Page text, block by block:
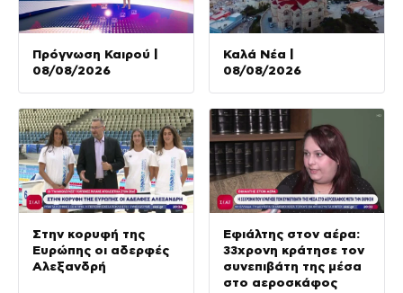
Πρόγνωση Καιρού |
08/08/2026
Καλά Νέα |
08/08/2026
Στην κορυφή της
Ευρώπης οι αδερφές
Αλεξανδρή
Εφιάλτης στον αέρα:
33χρονη κράτησε τον
συνεπιβάτη της μέσα
στο αεροσκάφος